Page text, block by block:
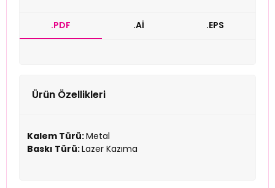
.PDF .Aİ .EPS
Ürün Özellikleri
Kalem Türü:Metal
Baskı Türü:Lazer Kazıma